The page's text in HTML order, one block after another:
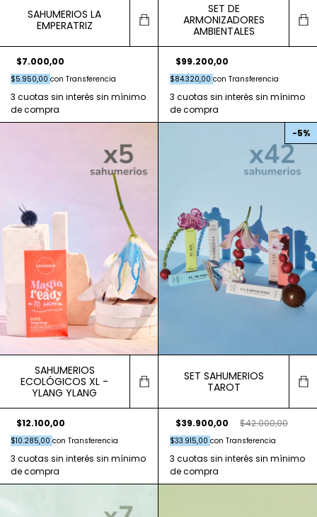
SAHUMERIOS LA
EMPERATRIZ
$7.000,00
$5.950,00 con Transferencia
SET DE
ARMONIZADORES
AMBIENTALES
$99.200,00
$84.320,00 con Transferencia
SAHUMERIOS
ECOLÓGICOS XL -
YLANG YLANG
$12.100,00
$10.285,00 con Transferencia
-5%
SET SAHUMERIOS
TAROT
$39.900,00 $42.000,00
$33.915,00 con Transferencia